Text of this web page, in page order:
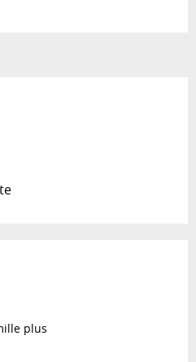
plus